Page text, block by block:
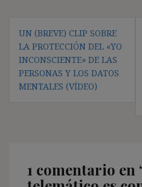
de
entradas
UN (BREVE) CLIP SOBRE
LA PROTECCIÓN DEL «YO
INCONSCIENTE» DE LAS
PERSONAS Y LOS DATOS
MENTALES (VÍDEO)
1 comentario en